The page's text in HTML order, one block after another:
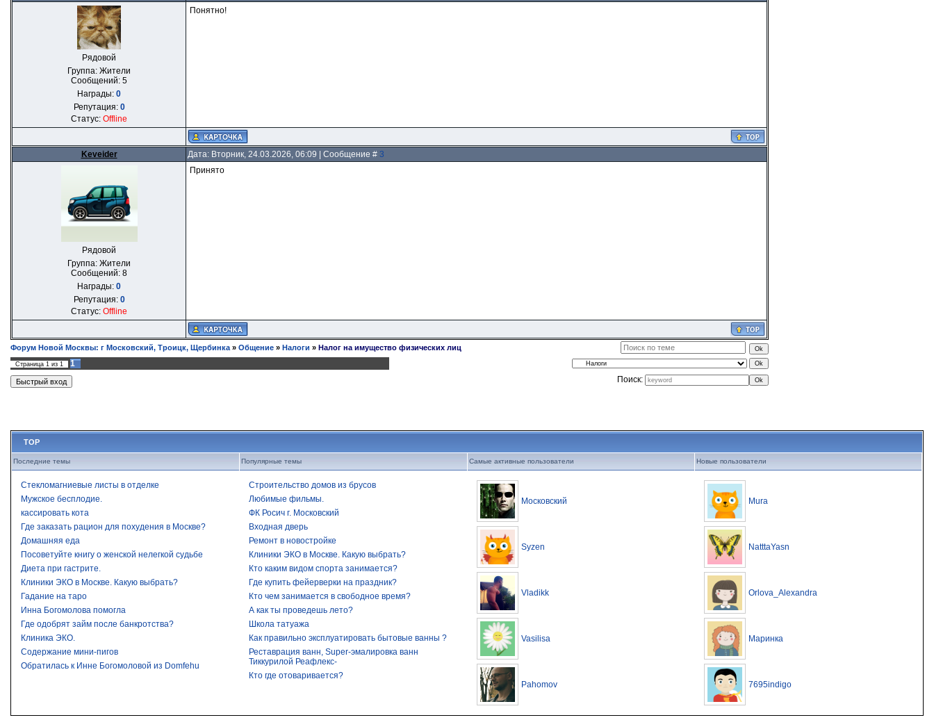
Рядовой
Группа: Жители
Сообщений: 5
Награды: 0
Репутация: 0
Статус: Offline
Понятно!
Keveider Дата: Вторник, 24.03.2026, 06:09 | Сообщение # 3
Рядовой
Группа: Жители
Сообщений: 8
Награды: 0
Репутация: 0
Статус: Offline
Принято
Форум Новой Москвы: г Московский, Троицк, Щербинка » Общение » Налоги » Налог на имущество физических лиц
Страница 1 из 1
1
Поиск:
TOP
Последние темы Популярные темы Самые активные пользователи Новые пользователи
Стекломагниевые листы в отделке
Мужское бесплодие.
кассировать кота
Где заказать рацион для похудения в Москве?
Домашняя еда
Посоветуйте книгу о женской нелегкой судьбе
Диета при гастрите.
Клиники ЭКО в Москве. Какую выбрать?
Гадание на таро
Инна Богомолова помогла
Где одобрят займ после банкротства?​
Клиника ЭКО.
Содержание мини-пигов
Обратилась к Инне Богомоловой из Domfehu
Строительство домов из брусов
Любимые фильмы.
ФК Росич г. Московский
Входная дверь
Ремонт в новостройке
Клиники ЭКО в Москве. Какую выбрать?
Кто каким видом спорта занимается?
Где купить фейерверки на праздник?
Кто чем занимается в свободное время?
А как ты проведешь лето?
Школа татуажа
Как правильно эксплуатировать бытовые ванны ?
Реставрация ванн, Super-эмалировка ванн
Тиккурилой Реафлекс-
Кто где отоваривается?
Московский
Syzen
Vladikk
Vasilisa
Pahomov
Mura
NatttaYasn
Orlova_Alexandra
Маринка
7695indigo